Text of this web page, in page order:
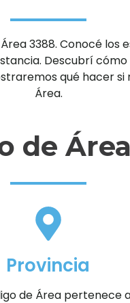
3388. Conocé los
Descubrí
qué hacer
Área.
de
Provincia
de Área pertenece